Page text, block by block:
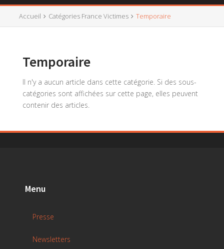
Accueil Catégories France Victimes Temporaire
Temporaire
Il n'y a aucun article dans cette catégorie. Si des sous-
catégories sont affichées sur cette page, elles peuvent
contenir des articles.
Menu
Presse
Newsletters